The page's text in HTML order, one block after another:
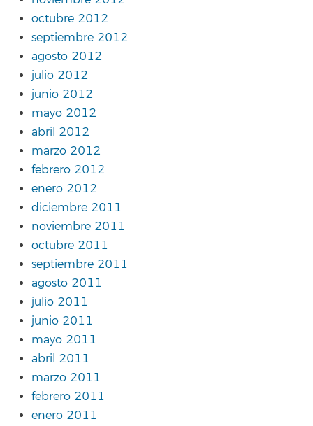
octubre 2012
septiembre 2012
agosto 2012
julio 2012
junio 2012
mayo 2012
abril 2012
marzo 2012
febrero 2012
enero 2012
diciembre 2011
noviembre 2011
octubre 2011
septiembre 2011
agosto 2011
julio 2011
junio 2011
mayo 2011
abril 2011
marzo 2011
febrero 2011
enero 2011